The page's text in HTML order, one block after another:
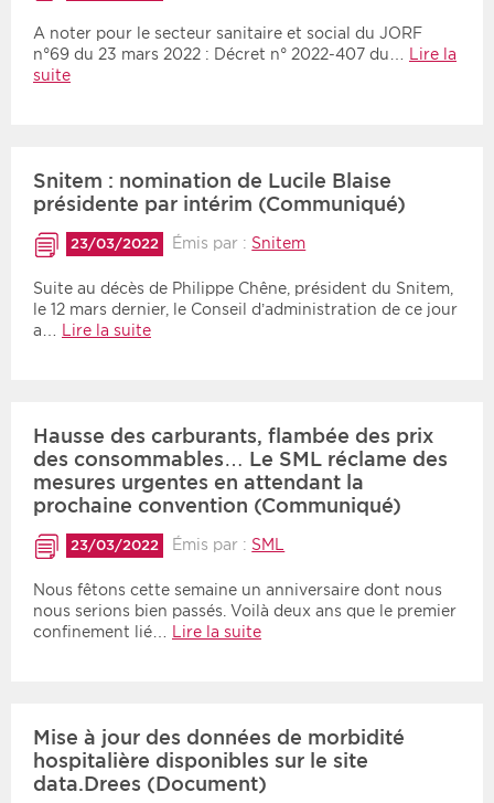
A noter pour le secteur sanitaire et social du JORF
n°69 du 23 mars 2022 : Décret n° 2022-407 du… Lire la
suite
Snitem : nomination de Lucile Blaise
présidente par intérim (Communiqué)
23/03/2022 Émis par : Snitem
Suite au décès de Philippe Chêne, président du Snitem,
le 12 mars dernier, le Conseil d’administration de ce jour
a…
Lire la suite
Hausse des carburants, flambée des prix
des consommables… Le SML réclame des
mesures urgentes en attendant la
prochaine convention (Communiqué)
23/03/2022 Émis par : SML
Nous fêtons cette semaine un anniversaire dont nous
nous serions bien passés. Voilà deux ans que le premier
confinement lié…
Lire la suite
Mise à jour des données de morbidité
hospitalière disponibles sur le site
data.Drees (Document)